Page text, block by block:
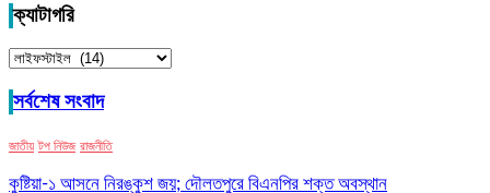
ক্যাটাগরি
ক্যাটাগরি
সর্বশেষ সংবাদ
জাতীয় টপ নিউজ রাজনীতি
কুষ্টিয়া-১ আসনে নিরঙ্কুশ জয়; দৌলতপুরে বিএনপির শক্ত অবস্থান